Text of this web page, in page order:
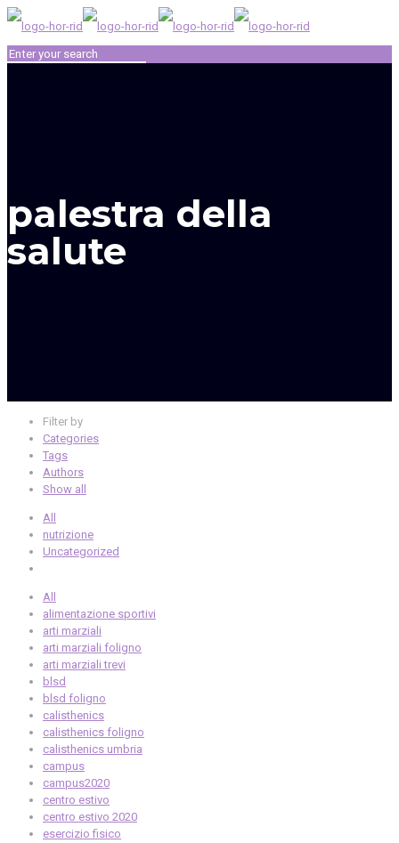
palestra della
salute
Filter by
Categories
Tags
Authors
Show all
All
nutrizione
Uncategorized
All
alimentazione sportivi
arti marziali
arti marziali foligno
arti marziali trevi
blsd
blsd foligno
calisthenics
calisthenics foligno
calisthenics umbria
campus
campus2020
centro estivo
centro estivo 2020
esercizio fisico